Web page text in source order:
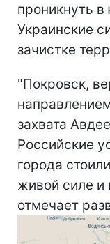
проникнуть
Украинские
зачистке
"Покровск,
захвата
Российские
города
живой силе и
отмечает